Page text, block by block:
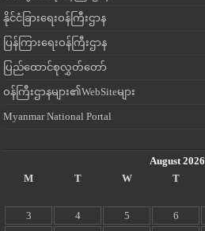
နိုင်ငံခြားရေးဝန်ကြီးဌာန
ပြန်ကြားရေးဝန်ကြီးဌာန
ပြည်ထောင်စုလွှတ်တော်
ဝန်ကြီးဌာနများ၏WebSiteများ
Myanmar National Portal
August 2026
M
T W T
3
4 5 6